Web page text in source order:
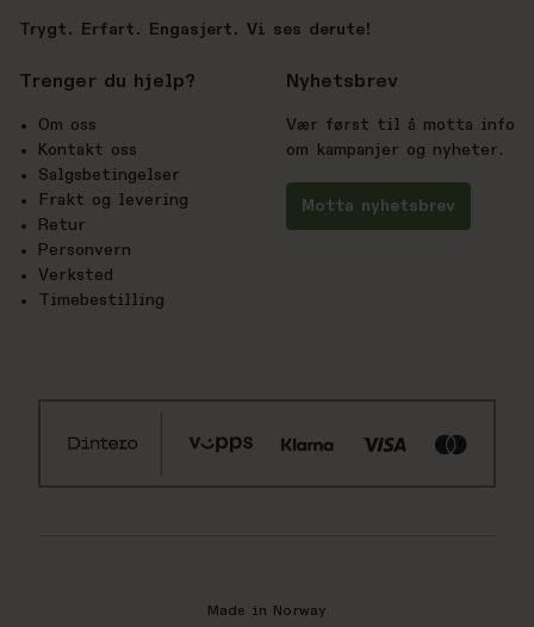
Trygt. Erfart. Engasjert. Vi ses derute!
Trenger du hjelp?
Om oss
Kontakt oss
Salgsbetingelser
Frakt og levering
Retur
Personvern
Verksted
Timebestilling
Nyhetsbrev
Vær først til å motta info
om kampanjer og nyheter.
Motta nyhetsbrev
Made in Norway